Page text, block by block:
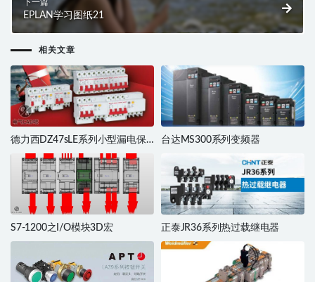
下一篇
EPLAN学习图纸21
相关文章
德力西DZ47sLE系列小型漏电保
护断路器
台达MS300系列变频器
S7-1200之I/O模块3D宏 正泰JR36系列热过载继电器